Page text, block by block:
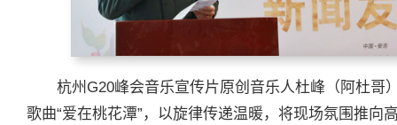
杭州G20峰会音乐宣传片原创音乐人杜峰（阿杜哥
歌曲“爱在桃花潭”，以旋律传递温暖，将现场氛围推向